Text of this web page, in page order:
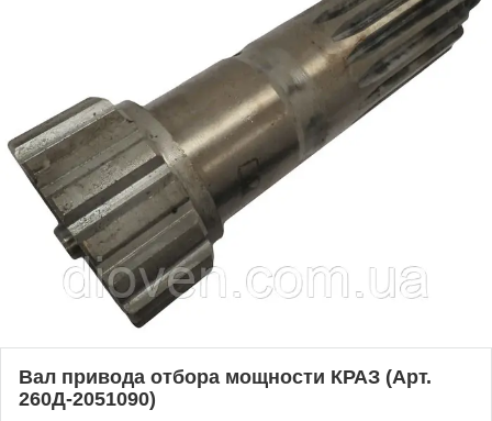
Вал привода отбора мощности КРАЗ (Арт.
260Д-2051090)